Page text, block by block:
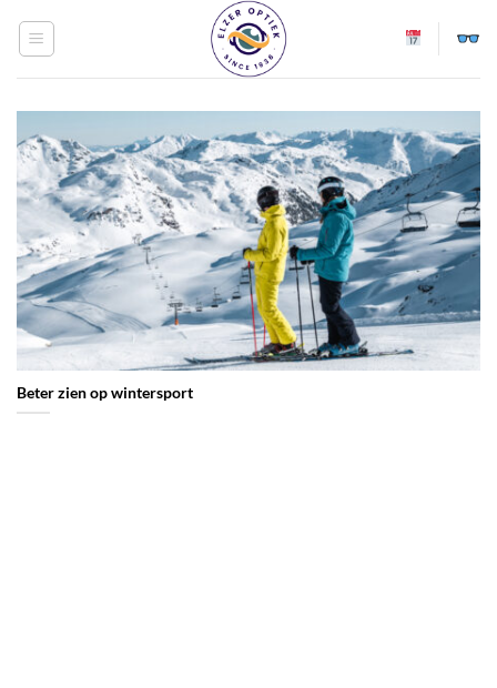
naar
Beter zien op wintersport